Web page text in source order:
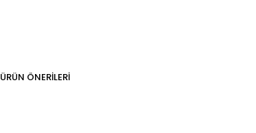
ÜRÜN ÖNERILERI